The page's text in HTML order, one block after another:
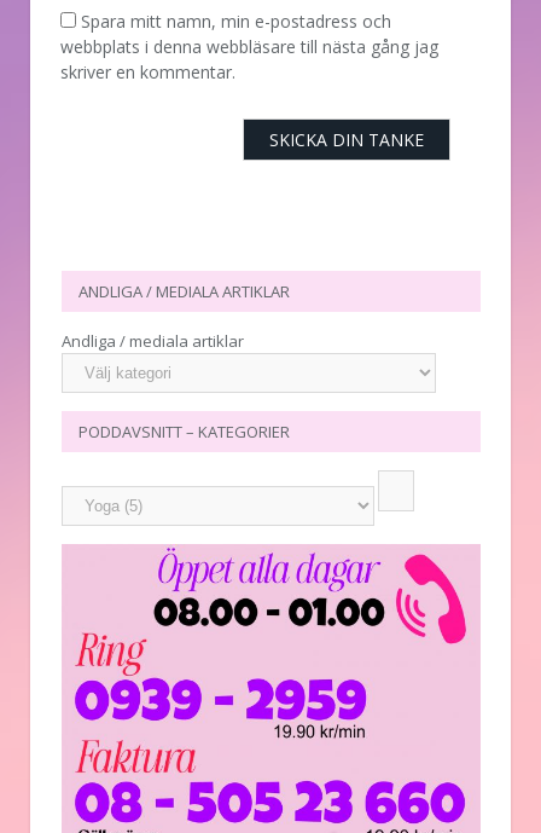
Spara mitt namn, min e-postadress och
webbplats i denna webbläsare till nästa gång jag
skriver en kommentar.
ANDLIGA / MEDIALA ARTIKLAR
Andliga / mediala artiklar
PODDAVSNITT – KATEGORIER